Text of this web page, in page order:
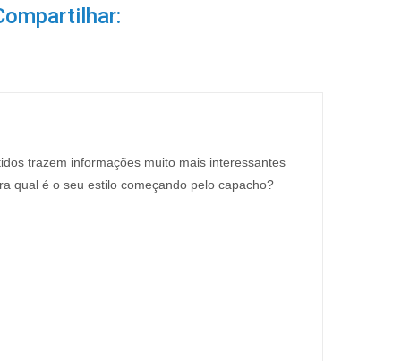
trazem informações muito mais interessantes
qual é o seu estilo começando pelo capacho?